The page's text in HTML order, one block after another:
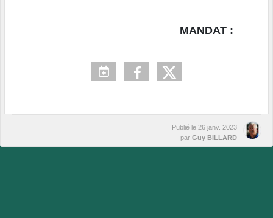
MANDAT :
Publié le 26 janv. 2023
par Guy BILLARD